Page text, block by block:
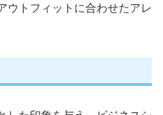
ウトフィットに合わせたアレ